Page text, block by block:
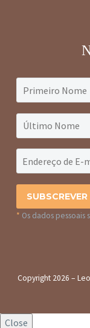
* Os dados pessoais
Copyright 2026 –
Close